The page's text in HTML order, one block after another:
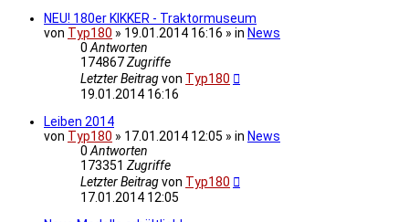
NEU! 180er KIKKER - Traktormuseum
von Typ180 » 19.01.2014 16:16 » in News
0Antworten
174867Zugriffe
Letzter Beitragvon Typ180
19.01.2014 16:16
Leiben 2014
von Typ180 » 17.01.2014 12:05 » in News
0Antworten
173351 Zugriffe
Letzter Beitragvon Typ180
17.01.2014 12:05